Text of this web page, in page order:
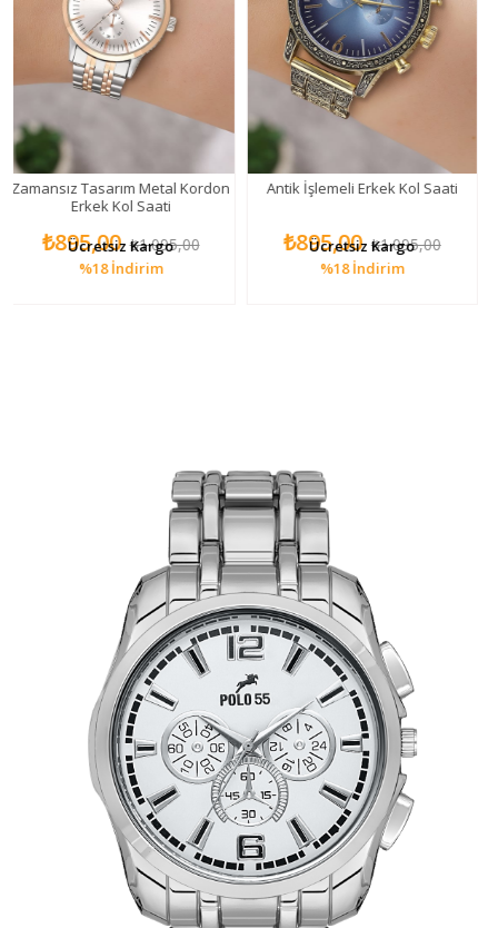
Tasarım Metal Kordon
Erkek Kol Saati
₺1.095,00
İndirim
Ücretsiz Kargo
Antik İşlemeli Erkek Kol Saati
₺895,00 ₺1.095,00
İndirim
Ücretsiz Kargo